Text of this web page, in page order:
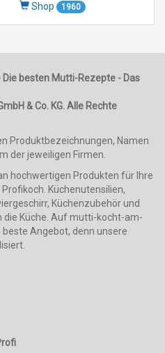
Shop 1960
besten Mutti-Rezepte - Das
& Co. KG. Alle Rechte
Produktbezeichnungen, Namen
der jeweiligen Firmen.
hochwertigen Produkten für Ihre
Küchenutensilien,
Küchenzubehör und
die Küche. Auf mutti-kocht-am-
Angebot, denn unsere